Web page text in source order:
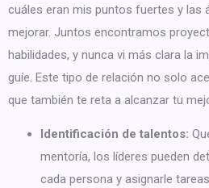
cuáles eran mis puntos fuertes y las
mejorar. Juntos encontramos
habilidades, y nunca vi más clara la
guíe. Este tipo de relación no solo
que también te reta a alcanzar tu
Identificación de talentos:
mentoría, los líderes pueden
cada persona y asignarle